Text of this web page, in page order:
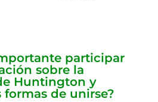
participar
sobre la
Huntington y
formas de unirse?